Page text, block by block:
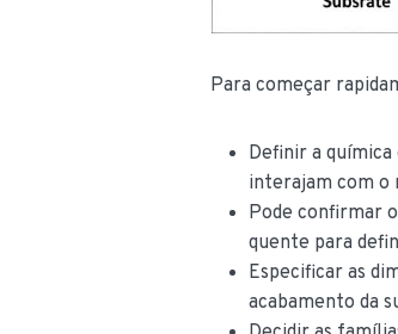
Para começar
Definir a
interajam com o
Pode confirmar
quente para
Especificar as
acabamento da